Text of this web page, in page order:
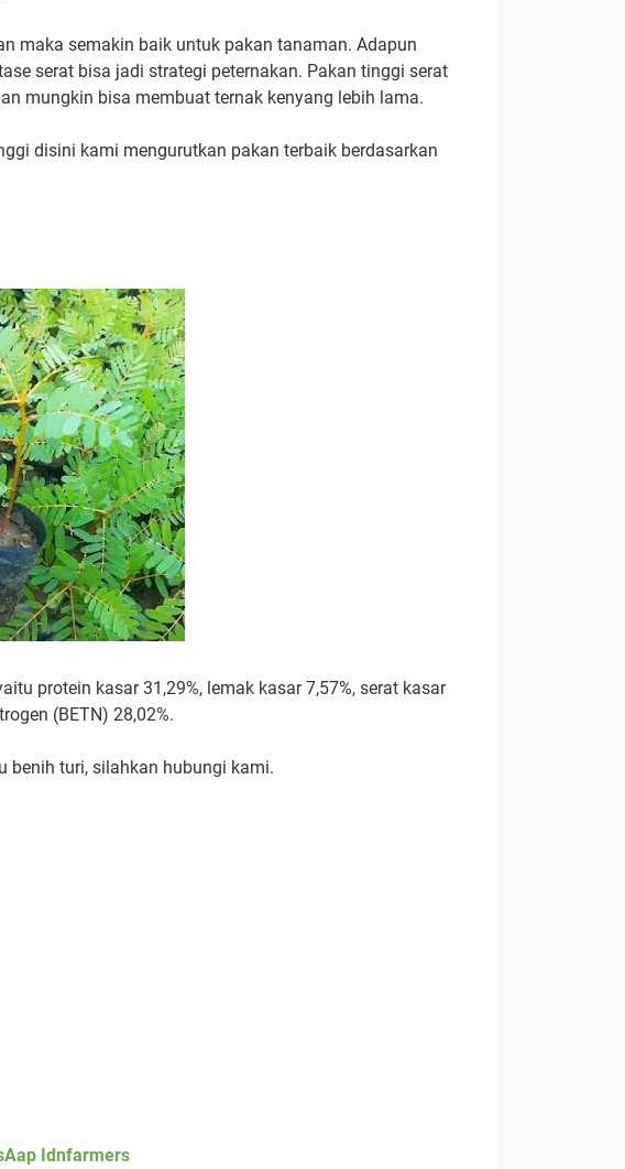
maka semakin baik untuk pakan tanaman. Adapun
serat bisa jadi strategi peternakan. Pakan tinggi serat
mungkin bisa membuat ternak kenyang lebih lama.
disini kami mengurutkan pakan terbaik berdasarkan
protein kasar 31,29%, lemak kasar 7,57%, serat kasar
(BETN) 28,02%.
benih turi, silahkan hubungi kami.
Idnfarmers